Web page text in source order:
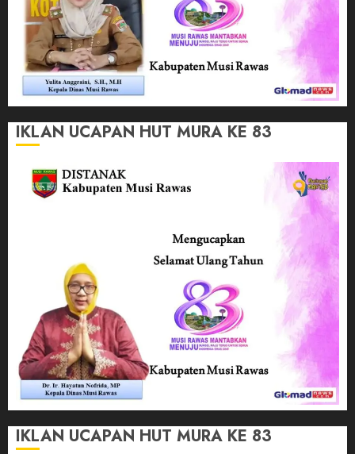
IKLAN UCAPAN HUT MURA KE 83
IKLAN UCAPAN HUT MURA KE 83